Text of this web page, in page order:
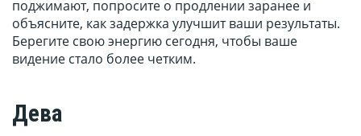
поджимают, попросите о продлении заранее и
объясните, как задержка улучшит ваши результаты.
Берегите свою энергию сегодня, чтобы ваше
видение стало более четким.
Дева